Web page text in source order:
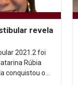
revela
2021.2 foi
Rúbia
conquistou o